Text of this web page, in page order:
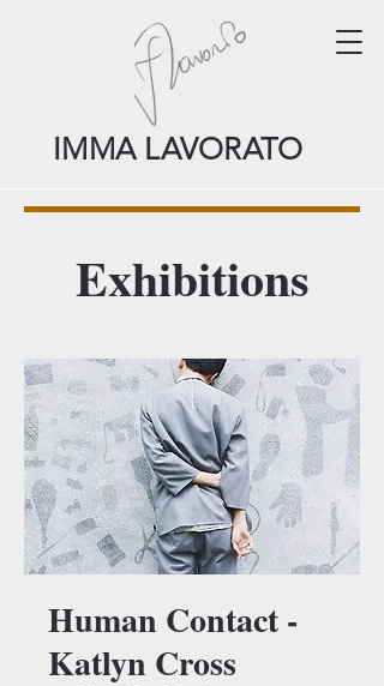
IMMA LAVORATO
Human Contact -
Katlyn Cross
Exhibitions